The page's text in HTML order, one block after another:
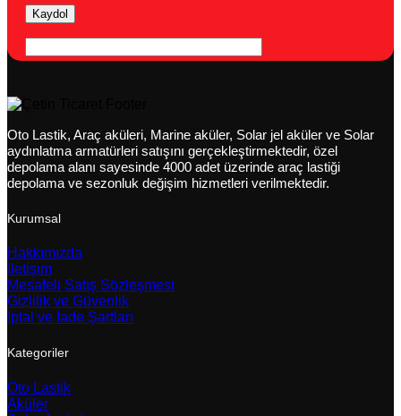
Oto Lastik, Araç aküleri, Marine aküler, Solar jel aküler ve Solar
aydınlatma armatürleri satışını gerçekleştirmektedir, özel
depolama alanı sayesinde 4000 adet üzerinde araç lastiği
depolama ve sezonluk değişim hizmetleri verilmektedir.
Kurumsal
Hakkımızda
İletişim
Mesafeli Satış Sözleşmesi
Gizlilik ve Güvenlik
İptal ve İade Şartları
Kategoriler
Oto Lastik
Aküler